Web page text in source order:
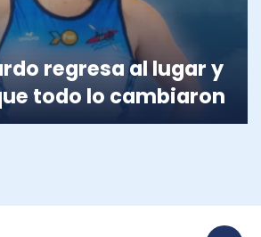
regresa al lugar y
todo lo cambiaron